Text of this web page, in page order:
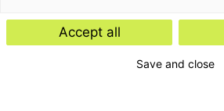
Accept all
Save and close